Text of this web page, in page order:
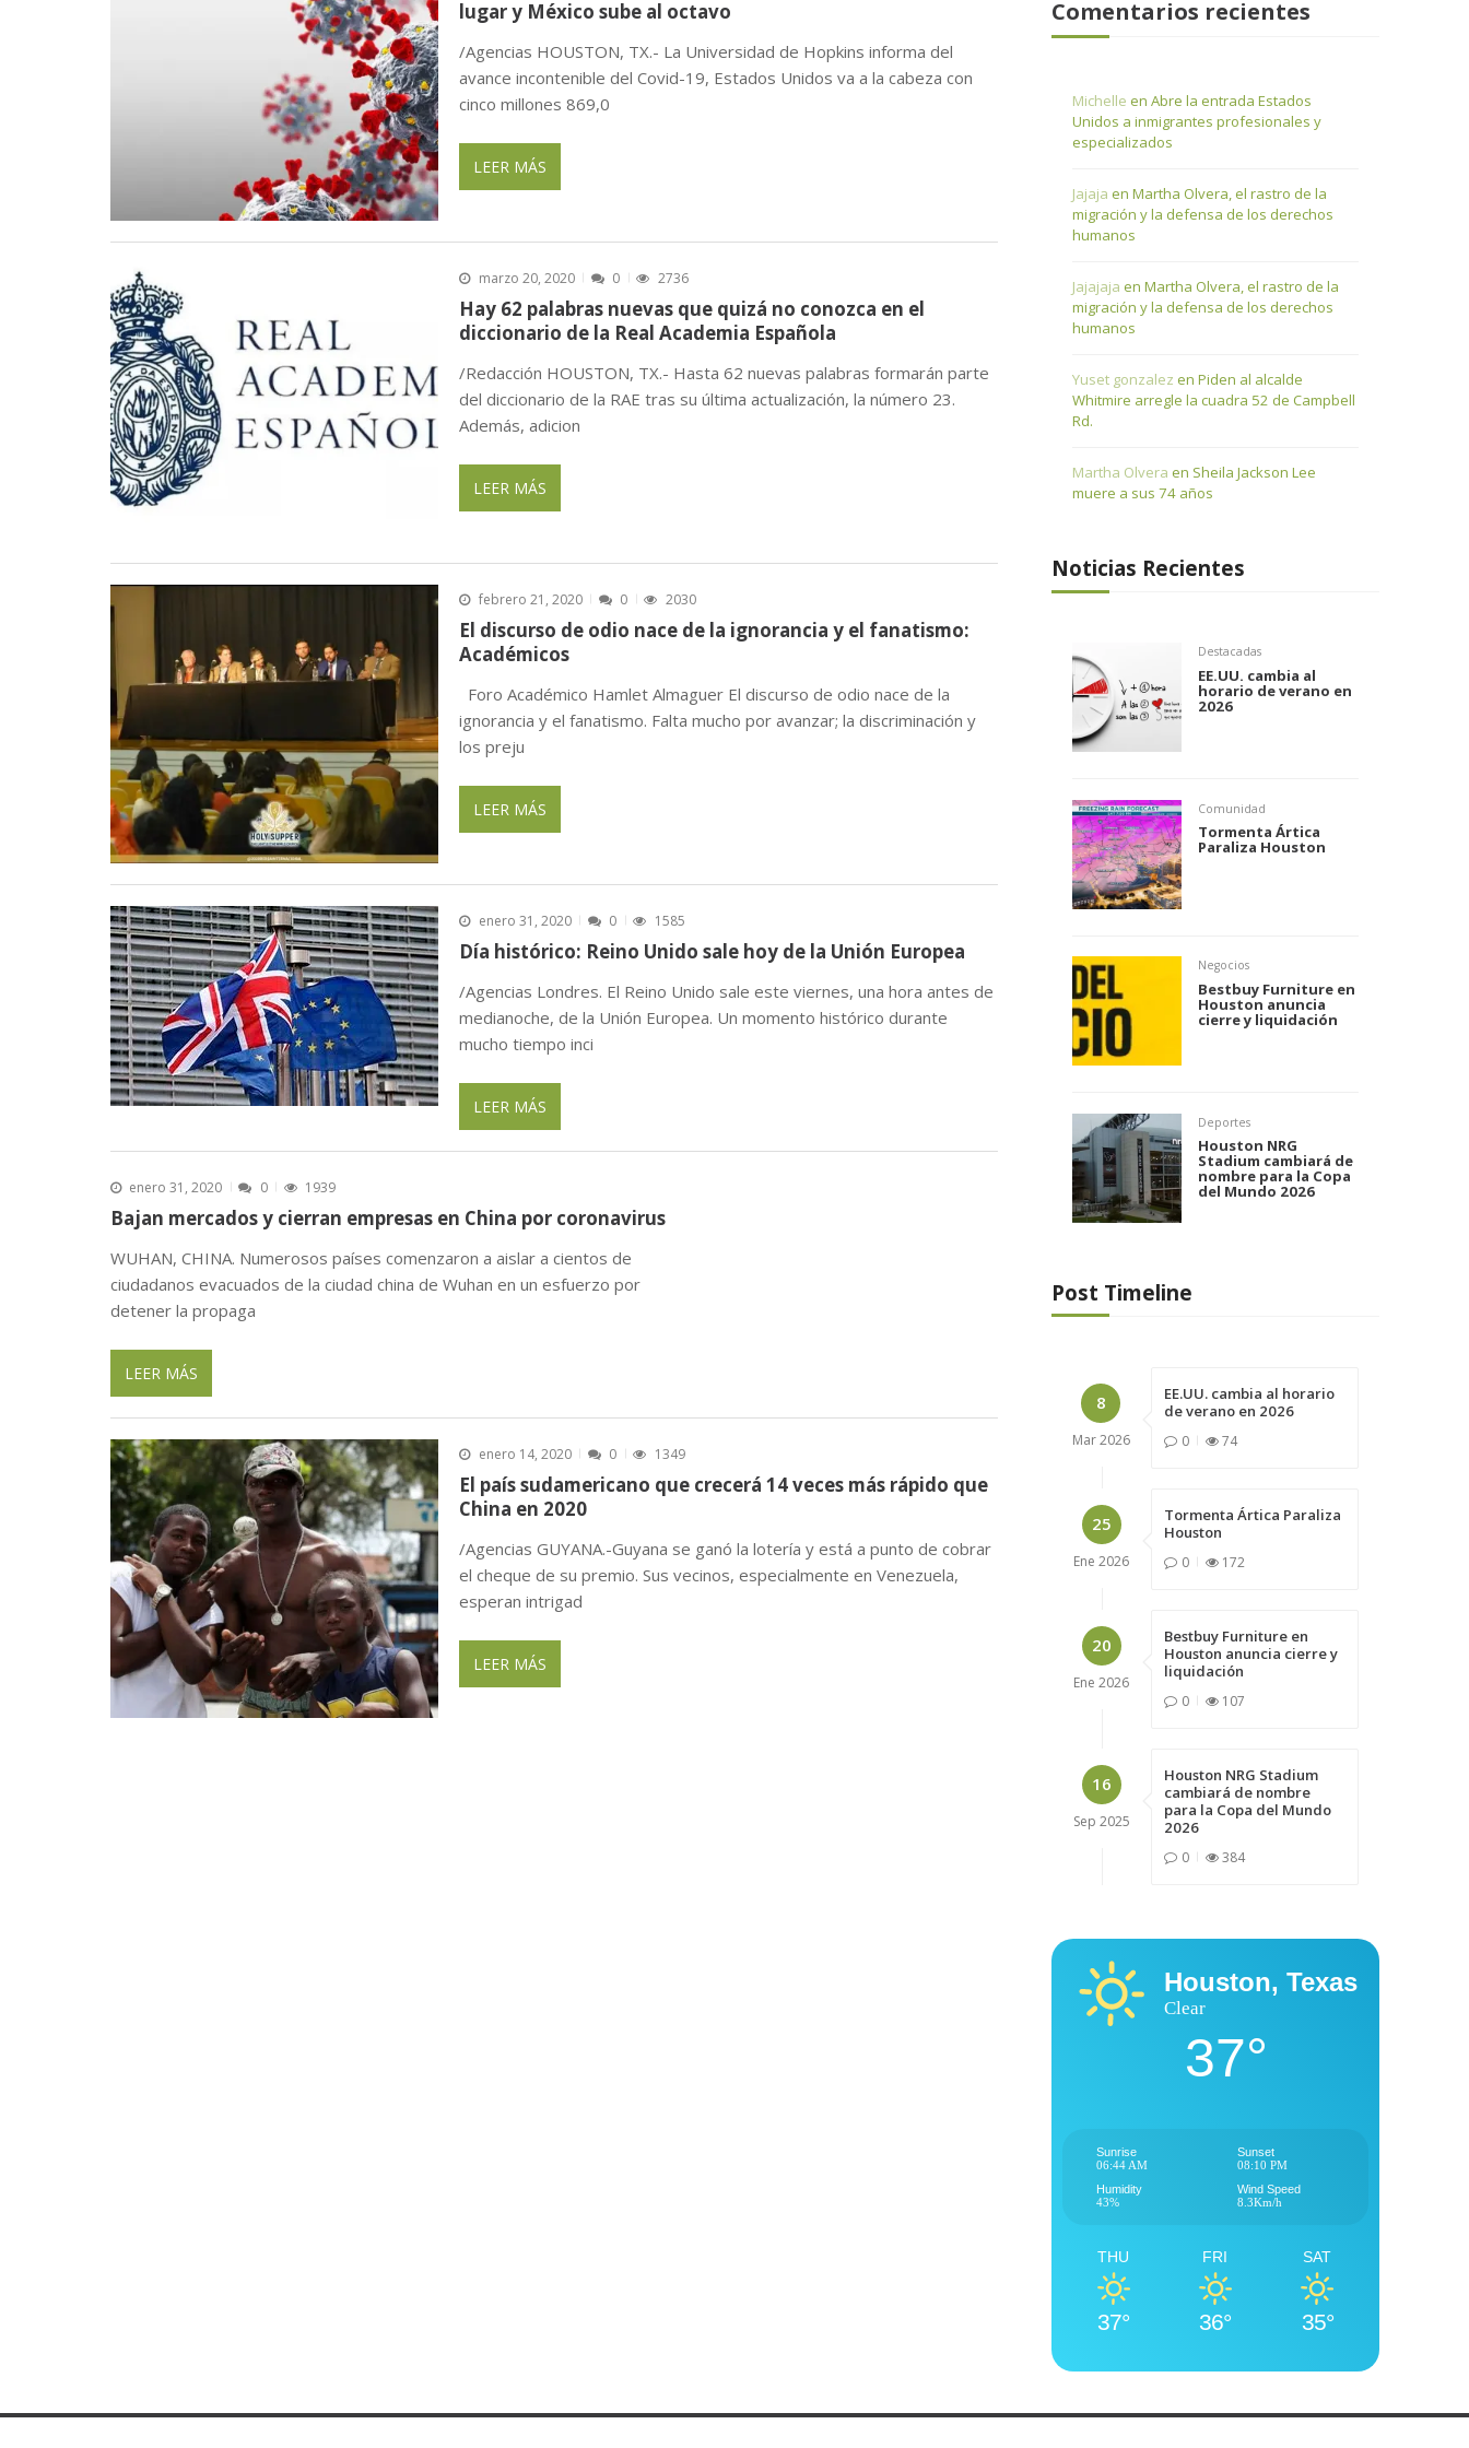
ENERO 20, 2026
lugar y México sube al octavo
/Agencias HOUSTON, TX.- La Universidad de Hopkins informa del
avance incontenible del Covid-19, Estados Unidos va a la cabeza con
cinco millones 869,0
LEER MÁS
marzo 20, 2020 0 2736
Hay 62 palabras nuevas que quizá no conozca en el
diccionario de la Real Academia Española
/Redacción HOUSTON, TX.- Hasta 62 nuevas palabras formarán parte
del diccionario de la RAE tras su última actualización, la número 23.
Además, adicion
LEER MÁS
febrero 21, 2020 0 2030
El discurso de odio nace de la ignorancia y el fanatismo:
Académicos
Foro Académico Hamlet Almaguer El discurso de odio nace de la
ignorancia y el fanatismo. Falta mucho por avanzar; la discriminación y
los preju
LEER MÁS
enero 31, 2020 0 1585
Día histórico: Reino Unido sale hoy de la Unión Europea
/Agencias Londres. El Reino Unido sale este viernes, una hora antes de
medianoche, de la Unión Europea. Un momento histórico durante
mucho tiempo inci
LEER MÁS
enero 31, 2020 0 1939
Bajan mercados y cierran empresas en China por coronavirus
WUHAN, CHINA. Numerosos países comenzaron a aislar a cientos de
ciudadanos evacuados de la ciudad china de Wuhan en un esfuerzo por
detener la propaga
LEER MÁS
enero 14, 2020 0 1349
El país sudamericano que crecerá 14 veces más rápido que
China en 2020
/Agencias GUYANA.-Guyana se ganó la lotería y está a punto de cobrar
el cheque de su premio. Sus vecinos, especialmente en Venezuela,
esperan intrigad
LEER MÁS
Comentarios recientes
Michelle en Abre la entrada Estados
Unidos a inmigrantes profesionales y
especializados
Jajaja en Martha Olvera, el rastro de la
migración y la defensa de los derechos
humanos
Jajajaja en Martha Olvera, el rastro de la
migración y la defensa de los derechos
humanos
Yuset gonzalez en Piden al alcalde
Whitmire arregle la cuadra 52 de Campbell
Rd.
Martha Olvera en Sheila Jackson Lee
muere a sus 74 años
Noticias Recientes
Destacadas
EE.UU. cambia al
horario de verano en
2026
Comunidad
Tormenta Ártica
Paraliza Houston
Negocios
Bestbuy Furniture en
Houston anuncia
cierre y liquidación
Deportes
Houston NRG
Stadium cambiará de
nombre para la Copa
del Mundo 2026
Post Timeline
8
Mar2026
EE.UU. cambia al horario
de verano en 2026
0 74
25
Ene 2026
Tormenta Ártica Paraliza
Houston
0 172
20
Ene 2026
Bestbuy Furniture en
Houston anuncia cierre y
liquidación
0 107
16
Sep 2025
Houston NRG Stadium
cambiará de nombre
para la Copa del Mundo
2026
0 384
Houston, Texas
Clear
37°
Sunrise
06:44 AM
Sunset
08:10 PM
Humidity
43%
Wind Speed
8.3Km/h
THU
37°
FRI
36°
SAT
35°